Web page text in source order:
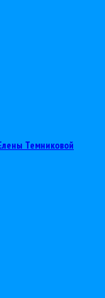
Темниковой